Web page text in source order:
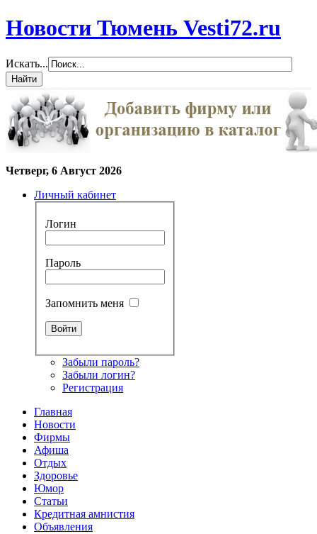
Новости Тюмень Vesti72.ru
Искать...
Четверг, 6 Август 2026
Личный кабинет
Логин
Пароль
Запомнить меня
Забыли пароль?
Забыли логин?
Регистрация
Главная
Новости
Фирмы
Афиша
Отдых
Здоровье
Юмор
Статьи
Кредитная амнистия
Объявления